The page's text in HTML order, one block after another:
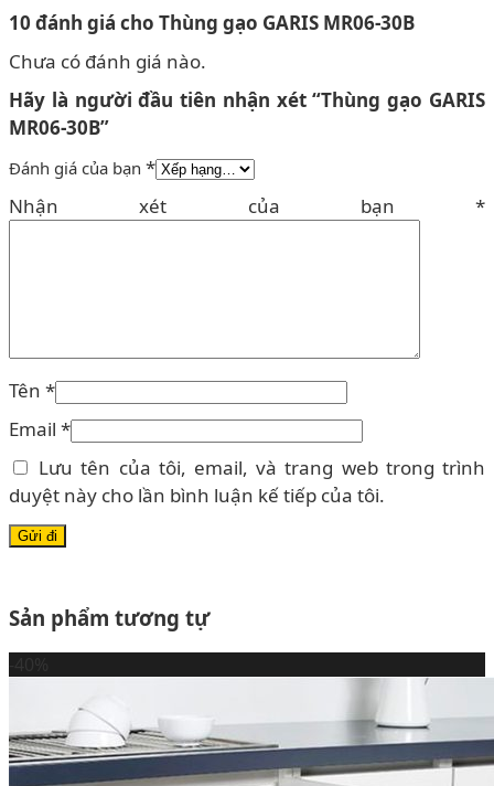
10 đánh giá cho Thùng gạo GARIS MR06-30B
Chưa có đánh giá nào.
Hãy là người đầu tiên nhận xét “Thùng gạo GARIS
MR06-30B”
Đánh giá của bạn *
Nhận xét của bạn *
Tên *
Email *
Lưu tên của tôi, email, và trang web trong trình
duyệt này cho lần bình luận kế tiếp của tôi.
Sản phẩm tương tự